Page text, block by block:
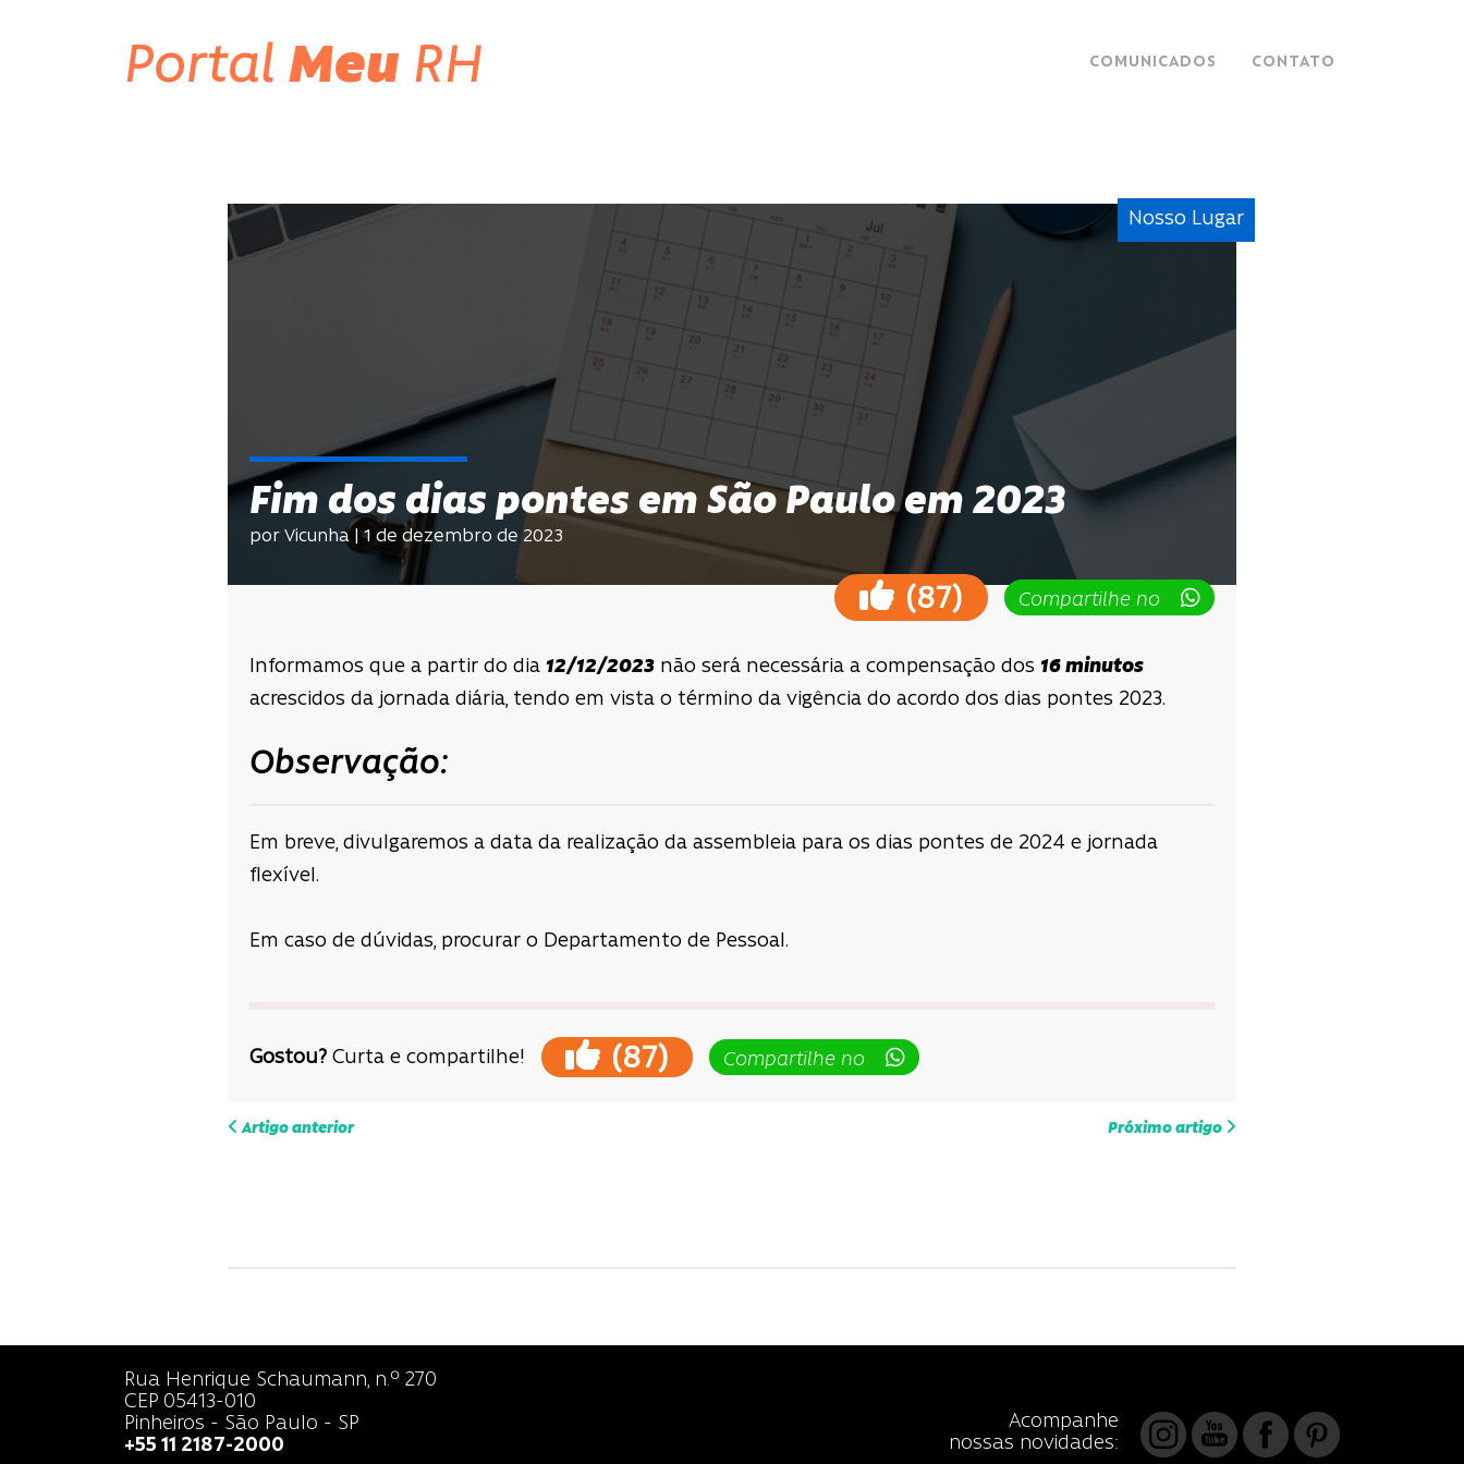
Portal Meu RH COMUNICADOS CONTATO
Nosso Lugar
Fim dos dias pontes em São Paulo em 2023
por Vicunha | 1 de dezembro de 2023
Compartilhe no
(87)
Informamos que a partir do dia 12/12/2023 não será necessária a compensação dos 16 minutos
acrescidos da jornada diária, tendo em vista o término da vigência do acordo dos dias pontes 2023.
Observação:
Em breve, divulgaremos a data da realização da assembleia para os dias pontes de 2024 e jornada
flexível.
Em caso de dúvidas, procurar o Departamento de Pessoal.
Gostou? Curta e compartilhe! (87) Compartilhe no
Navegação
Artigo anterior Próximo artigo
Rua Henrique Schaumann, n.º 270
CEP 05413-010
Pinheiros - São Paulo - SP
+55 11 2187-2000
Acompanhe
nossas novidades: